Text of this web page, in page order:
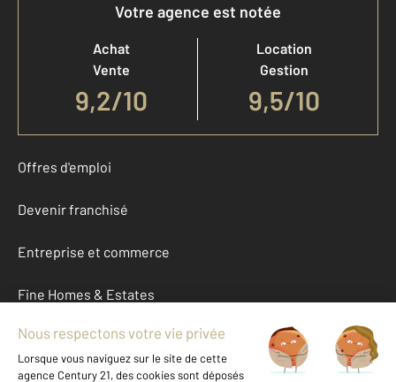
Votre agence est notée
Achat
Vente
9,2/10
Location
Gestion
9,5/10
Offres d'emploi
Devenir franchisé
Entreprise et commerce
Fine Homes & Estates
À propos